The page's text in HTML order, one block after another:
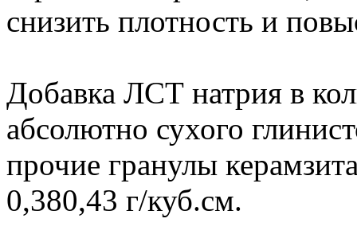
снизить плотность и
Добавка ЛСТ натрия в
абсолютно сухого
прочие гранулы
0,380,43 г/куб.см.